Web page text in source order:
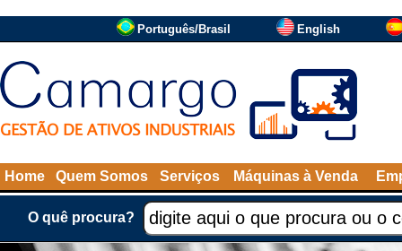
Português/Brasil English
Home Quem Somos Serviços Máquinas à Venda
O quê procura?